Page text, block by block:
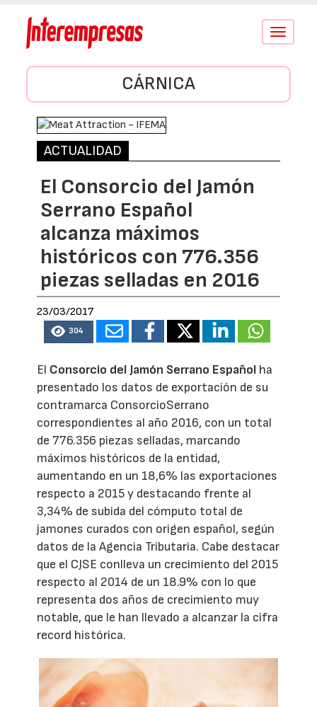
Conmutar
CÁRNICA
ACTUALIDAD
El Consorcio del Jamón
Serrano Español
alcanza máximos
históricos con 776.356
piezas selladas en 2016
23/03/2017
304
El Consorcio del Jamón Serrano Español ha
presentado los datos de exportación de su
contramarca ConsorcioSerrano
correspondientes al año 2016, con un total
de 776.356 piezas selladas, marcando
máximos históricos de la entidad,
aumentando en un 18,6% las exportaciones
respecto a 2015 y destacando frente al
3,34% de subida del cómputo total de
jamones curados con origen español, según
datos de la Agencia Tributaria. Cabe destacar
que el CJSE conlleva un crecimiento del 2015
respecto al 2014 de un 18.9% con lo que
representa dos años de crecimiento muy
notable, que le han llevado a alcanzar la cifra
record histórica.